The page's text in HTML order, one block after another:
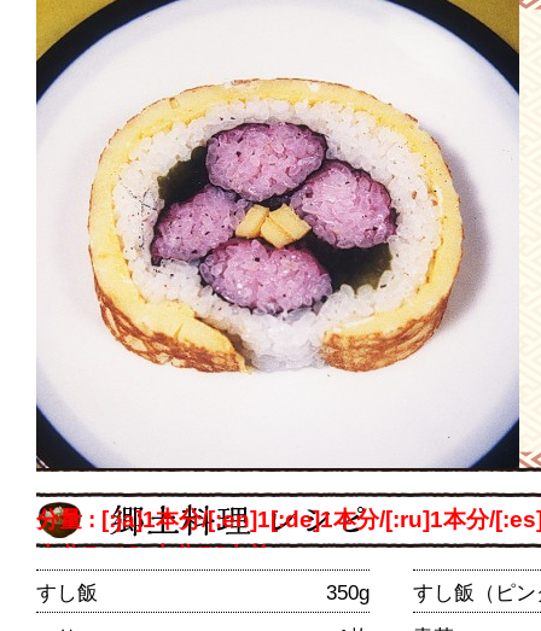
分量 : [:ja]1本分/[:en]1[:de]1本分/[:ru]1本分/
本分/[:ch]1本分/[:]人前
すし飯 350g
すし飯（ピン